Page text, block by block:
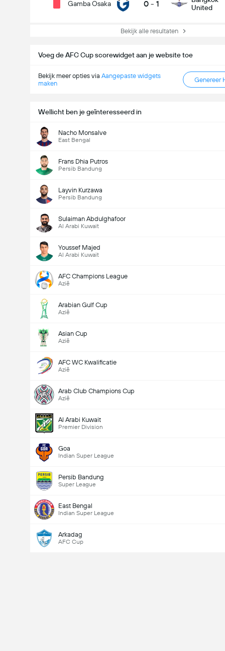
Gamba Osaka 0 - 1
United
Bekijk alle resultaten
Voeg de AFC Cup scorewidget aan je website toe
Bekijk meer opties via Aangepaste widgets
maken
Genereer
Wellicht ben je geïnteresseerd in
Nacho Monsalve
East Bengal
Frans Dhia Putros
Persib Bandung
Layvin Kurzawa
Persib Bandung
Sulaiman Abdulghafoor
Al Arabi Kuwait
Youssef Majed
Al Arabi Kuwait
AFC Champions League
Azië
Arabian Gulf Cup
Azië
Asian Cup
Azië
AFC WC Kwalificatie
Azië
Arab Club Champions Cup
Azië
Al Arabi Kuwait
Premier Division
Goa
Indian Super League
Persib Bandung
Super League
East Bengal
Indian Super League
Arkadag
AFC Cup